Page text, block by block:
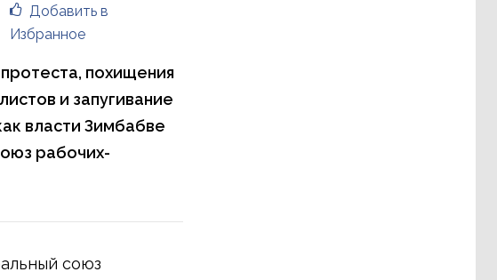
Добавить в
Избранное
похищения
и запугивание
власти Зимбабве
рабочих-
союз